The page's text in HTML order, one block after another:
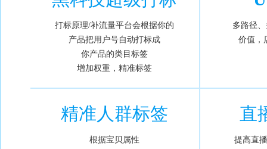
打标原理/补流量平台会根据你的
产品把用户号自动打标成
你产品的类目标签
增加权重，精准标签
多路径
价值，
精准人群标签
根据宝贝属性
直
提高直